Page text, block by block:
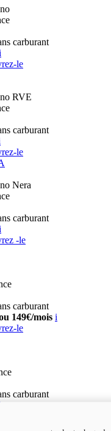
carburant
le
RVE
carburant
le
Nera
carburant
-le
carburant
149€/mois i
le
carburant
i